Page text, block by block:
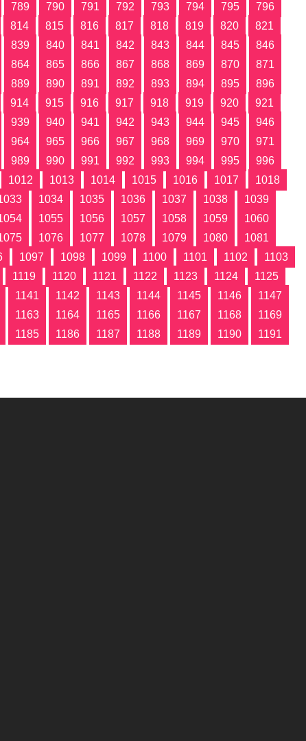
789 790 791 792 793 794 795
796
814 815 816 817 818 819 820
821
839 840 841 842 843 844 845
846
864 865 866 867 868 869 870
871
889 890 891 892 893 894 895
896
914 915 916 917 918 919 920
921
939 940 941 942 943 944 945
946
964 965 966 967 968 969 970
971
989 990 991 992 993 994 995
996
1012 1013 1014 1015 1016 1017
1018
1034 1035 1036 1037 1038
1039
1055 1056 1057 1058 1059
1060
1076 1077 1078 1079 1080
1081
1097 1098 1099 1100 1101 1102
1103
1119 1120 1121 1122 1123 1124
1125
1141 1142 1143 1144 1145 1146
1147
1163 1164 1165 1166 1167 1168
1169
1185 1186 1187 1188 1189 1190
1191